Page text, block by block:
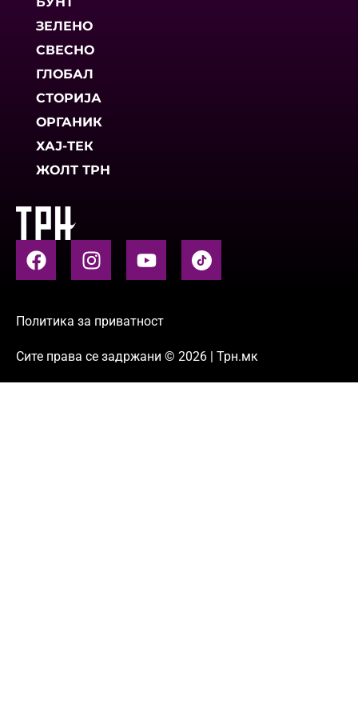
ЗЕЛЕНО
СВЕСНО
ГЛОБАЛ
СТОРИЈА
ОРГАНИК
ХАЈ-ТЕК
ЖОЛТ ТРН
Политика за приватност
Сите права се задржани © 2026 | Трн.мк